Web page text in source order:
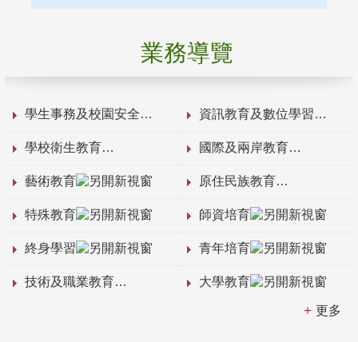
業務導覽
學生事務及校園安全 資訊教育及數位學習
學校衛生教育 國際及兩岸教育
藝術教育 原住民族教育
特殊教育 師資培育
終身學習 青年培育
技術及職業教育 大學教育
更多